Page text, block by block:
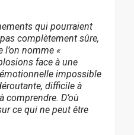
qui pourraient
complètement sûre,
nomme «
face à une
impossible
difficile à
comprendre. D’où
ce qui ne peut être